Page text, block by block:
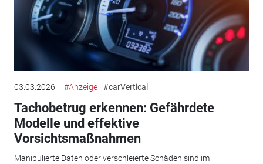
03.03.2026 #Anzeige #carVertical
Tachobetrug erkennen: Gefährdete
Modelle und effektive
Vorsichtsmaßnahmen
Manipulierte Daten oder verschleierte Schäden sind im